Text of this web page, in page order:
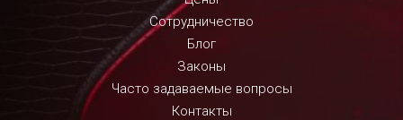
Сотрудничество
Блог
Законы
Часто задаваемые вопросы
Контакты